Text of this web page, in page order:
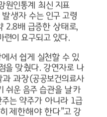
원인통계 최신 지표
생자 수는 인구 고령
2.8배 급증한 상태로,
련이 요구되고 있다.
서 쉽게 실천할 수 있
을 맞췄다. 강연자로 나
과 과장(공공보건의료사
쉬운 음주 습관을 날카
는 약주가 아니라 1급
제한해야 한다”고 강